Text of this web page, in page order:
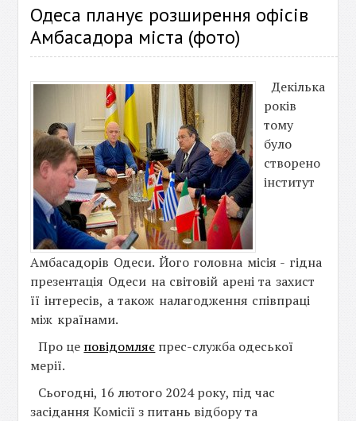
Одеса планує розширення офісів
Амбасадора міста (фото)
Декілька
років
тому
було
створено
інститут
Амбасадорів Одеси. Його головна місія - гідна
презентація Одеси на світовій арені та захист
її інтересів, а також налагодження співпраці
між країнами.
Про це повідомляє прес-служба одеської
мерії.
Сьогодні, 16 лютого 2024 року, під час
засідання Комісії з питань відбору та